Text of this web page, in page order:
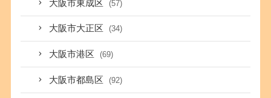
大阪市東成区 (57)
大阪市大正区 (34)
大阪市港区 (69)
大阪市都島区 (92)